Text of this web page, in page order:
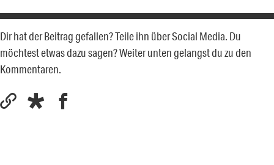
Dir hat der Beitrag gefallen? Teile ihn über Social Media. Du
möchtest etwas dazu sagen? Weiter unten gelangst du zu den
Kommentaren.